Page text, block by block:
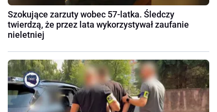
Szokujące zarzuty wobec 57-latka. Śledczy
twierdzą, że przez lata wykorzystywał zaufanie
nieletniej